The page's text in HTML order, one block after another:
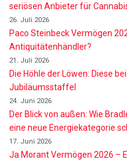
seriösen Anbieter für
26. Juli 2026
Paco Steinbeck Vermögen
Antiquitätenhändler?
21. Juli 2026
Die Höhle der Löwen: Diese
Jubiläumsstaffel
24. Juni 2026
Der Blick von außen: Wie
eine neue Energiekategorie
17. Juni 2026
Ja Morant Vermögen 2026 –